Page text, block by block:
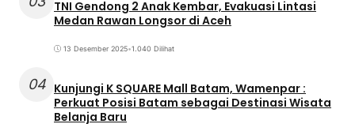
TNI Gendong 2 Anak Kembar, Evakuasi Lintasi
Medan Rawan Longsor di Aceh
13 Desember 2025•1.040 Dilihat
04 Kunjungi K SQUARE Mall Batam, Wamenpar :
Perkuat Posisi Batam sebagai Destinasi Wisata
Belanja Baru